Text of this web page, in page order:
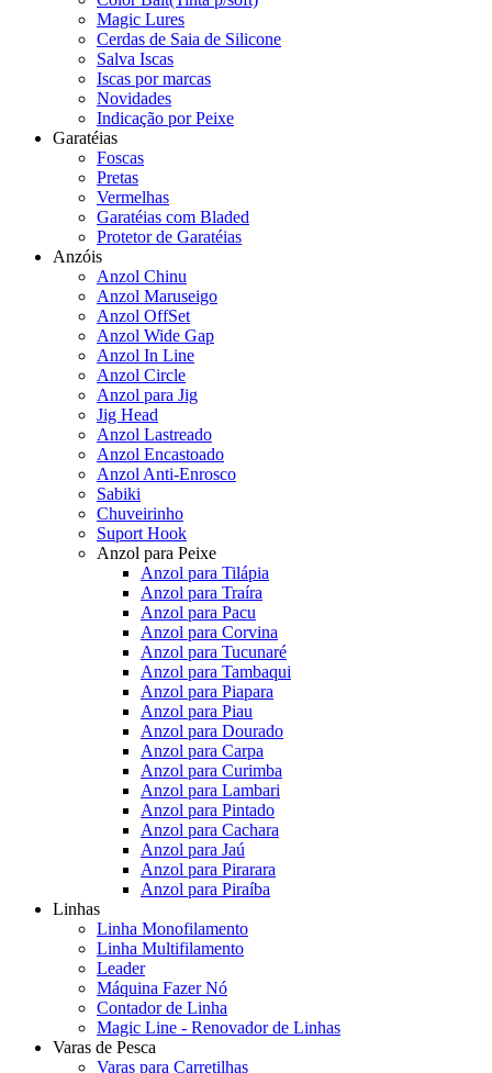
Magic Lures
Cerdas de Saia de Silicone
Salva Iscas
Iscas por marcas
Novidades
Indicação por Peixe
Garatéias
Foscas
Pretas
Vermelhas
Garatéias com Bladed
Protetor de Garatéias
Anzóis
Anzol Chinu
Anzol Maruseigo
Anzol OffSet
Anzol Wide Gap
Anzol In Line
Anzol Circle
Anzol para Jig
Jig Head
Anzol Lastreado
Anzol Encastoado
Anzol Anti-Enrosco
Sabiki
Chuveirinho
Suport Hook
Anzol para Peixe
Anzol para Tilápia
Anzol para Traíra
Anzol para Pacu
Anzol para Corvina
Anzol para Tucunaré
Anzol para Tambaqui
Anzol para Piapara
Anzol para Piau
Anzol para Dourado
Anzol para Carpa
Anzol para Curimba
Anzol para Lambari
Anzol para Pintado
Anzol para Cachara
Anzol para Jaú
Anzol para Pirarara
Anzol para Piraíba
Linhas
Linha Monofilamento
Linha Multifilamento
Leader
Máquina Fazer Nó
Contador de Linha
Magic Line - Renovador de Linhas
Varas de Pesca
Varas para Carretilhas